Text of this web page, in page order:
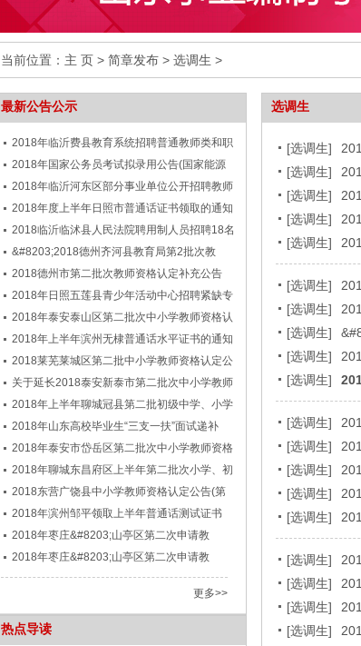
当前位置： 主 页 > 简章发布 > 选调生 >
最新公告公示
2018年临沂费县教育系统招聘普通教师类和职
2018年国家公务员考试拟录用公告(国家能源
2018年临沂河东区部分事业单位公开招聘教师
2018年度上半年日照市普通话证书领取的通知
2018临沂临沭县人民法院聘用制人员招聘18名
&#8203;2018德州齐河县教育局第2批次教
2018德州市第二批次教师资格认定补充公告
2018年日照五莲县青少年活动中心招聘紧缺专
2018年泰安泰山区第二批次中小学教师资格认
2018年上半年滨州无棣普通话水平证书的通知
2018莱芜莱城区第二批中小学教师资格认定公
关于延长2018泰安新泰市第二批次中小学教师
2018年上半年聊城冠县第二批初级中学、小学
2018年山东高校毕业生“三支一扶”面试递补
2018年泰安市岱岳区第二批次中小学教师资格
2018年聊城东昌府区上半年第二批次小学、初
2018东营广饶县中小学教师资格认定公告(第
2018年滨州邹平领取上半年普通话测试证书
2018年枣庄&#8203;山亭区第二次申请教
2018年枣庄&#8203;山亭区第二次申请教
更多>>
热点导读
选调生
[选调生]
[选调生]
[选调生]
[选调生]
[选调生]
[选调生]
[选调生]
[选调生]
[选调生]
[选调生]
[选调生]
[选调生]
[选调生]
[选调生]
[选调生]
[选调生]
[选调生]
[选调生]
[选调生]